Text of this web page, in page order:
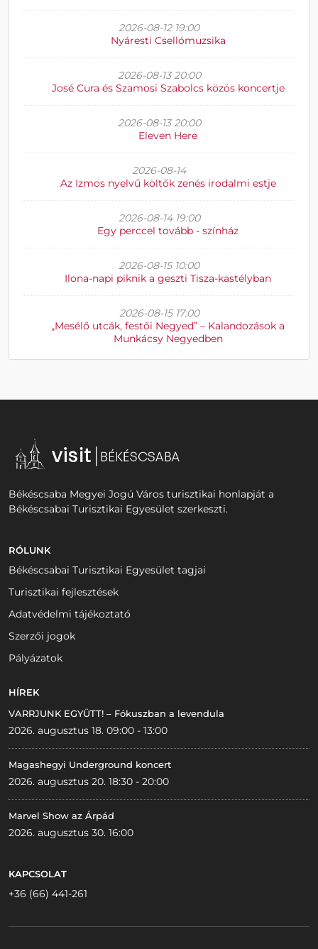
2026-08-12 19:00
Nyáresti Csellómuzsika
2026-08-13 20:00
José Cura és Szamosi Szabolcs közös koncertje
2026-08-13 20:00
Eleven Here
2026-08-14
Az Izmos nyelvű költők zenés irodalmi estje
2026-08-14 19:00
Egy perccel tovább - színház
2026-08-15 10:00
Ilona-napi piknik a geszti Tisza-kastélyban
2026-08-15 17:00
„Mesélő utcák, festői Negyed” – Kalandozások a
Munkácsy Negyedben
Békéscsaba Megyei Jogú Város turisztikai honlapját a
Békéscsabai Turisztikai Egyesület szerkeszti.
RÓLUNK
Békéscsabai Turisztikai Egyesület tagjai
Turisztikai fejlesztések
Adatvédelmi tájékoztató
Szerzői jogok
Pályázatok
HÍREK
VARRJUNK EGYÜTT! – Fókuszban a levendula
2026. augusztus 18. 09:00 - 13:00
Magashegyi Underground koncert
2026. augusztus 20. 18:30 - 20:00
Marvel Show az Árpád
2026. augusztus 30. 16:00
KAPCSOLAT
+36 (66) 441-261